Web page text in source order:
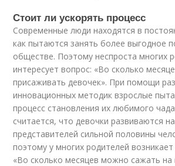
Стоит ли ускорять процесс
Современные люди находятся в
как пытаются занять более выгодное
обществе. Поэтому неспроста многих
интересует вопрос: «Во сколько
присаживать девочек». При помощи
инновационных методик взрослые
процесс становления их любимого
считается, что девочки развиваются
представителей сильной половины
поэтому у многих родителей
«Во сколько месяцев можно сажать на